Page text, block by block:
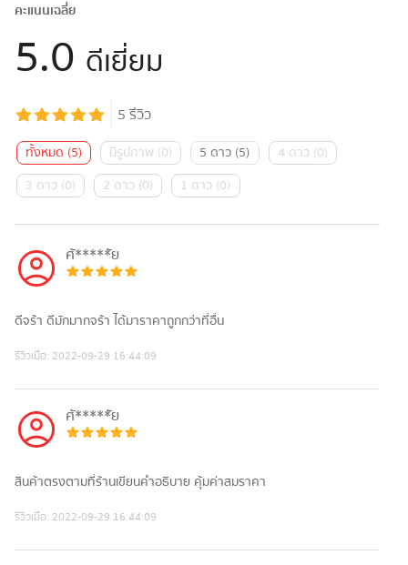
คะแนนเฉลี่ย
5.0 ดีเยี่ยม
5รีวิว
ทั้งหมด (5) มีรูปภาพ (0) 5 ดาว (5) 4 ดาว (0)
3 ดาว (0) 2 ดาว (0) 1 ดาว (0)
ศั*****ัย
ดีจร้า ดีมักมากจร้า ได้มาราคาถูกกว่าที่อื่น
รีวิวเมื่อ: 2022-09-29 16:44:09
ศั*****ัย
สินค้าตรงตามที่ร้านเขียนคำอธิบาย คุ้มค่าสมราคา
รีวิวเมื่อ: 2022-09-29 16:44:09